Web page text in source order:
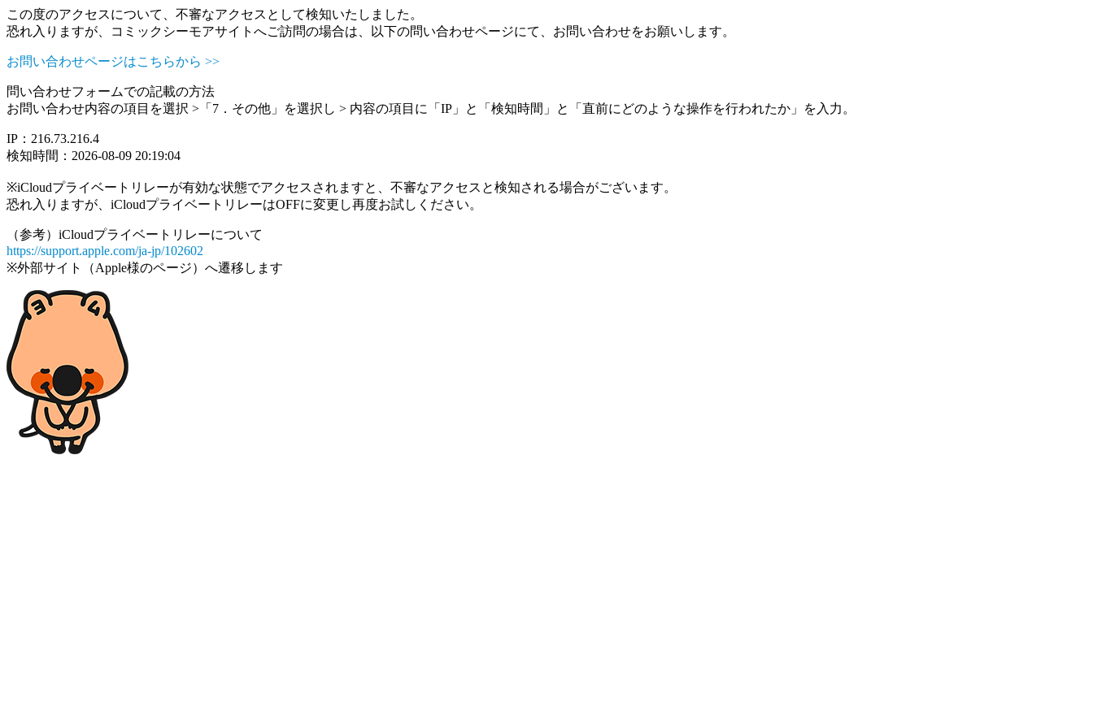
この度のアクセスについて、不審なアクセスとして検知いたしました。
恐れ入りますが、コミックシーモアサイトへご訪問の場合は、以下の問い合わせページにて、お問い合わせをお願いします。
お問い合わせページはこちらから >>
問い合わせフォームでの記載の方法
お問い合わせ内容の項目を選択 >「7．その他」を選択し > 内容の項目に「IP」と「検知時間」と「直前にどのような操作を行われたか」を入力。
IP：216.73.216.4
検知時間：2026-08-09 20:19:04
※iCloudプライベートリレーが有効な状態でアクセスされますと、不審なアクセスと検知される場合がございます。
恐れ入りますが、iCloudプライベートリレーはOFFに変更し再度お試しください。
（参考）iCloudプライベートリレーについて
https://support.apple.com/ja-jp/102602
※外部サイト（Apple様のページ）へ遷移します